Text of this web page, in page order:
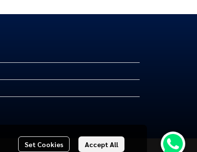
Set Cookies Accept All